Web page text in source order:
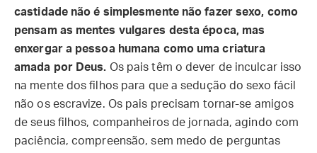
castidade não é simplesmente não fazer sexo, como
pensam as mentes vulgares desta época, mas
enxergar a pessoa humana como uma criatura
amada por Deus. Os pais têm o dever de inculcar isso
na mente dos filhos para que a sedução do sexo fácil
não os escravize. Os pais precisam tornar-se amigos
de seus filhos, companheiros de jornada, agindo com
paciência, compreensão, sem medo de perguntas